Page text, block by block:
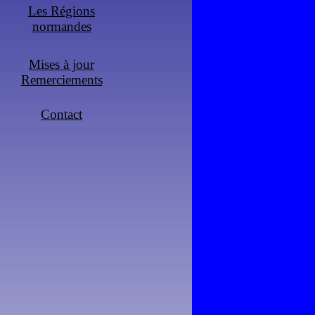
Les Régions
normandes
Mises à jour
Remerciements
Contact